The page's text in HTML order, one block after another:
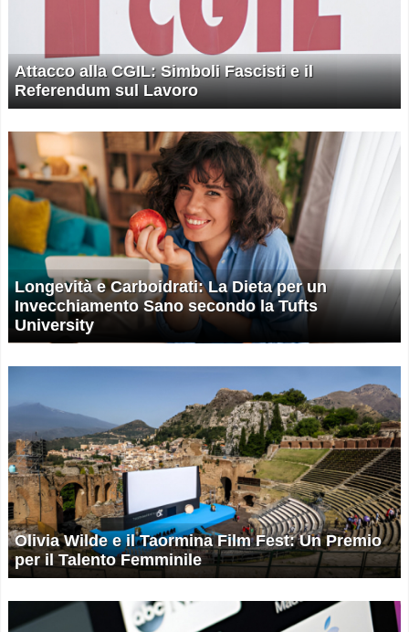
Attacco alla CGIL: Simboli Fascisti e il
Referendum sul Lavoro
Longevità e Carboidrati: La Dieta per un
Invecchiamento Sano secondo la Tufts
University
Olivia Wilde e il Taormina Film Fest: Un Premio
per il Talento Femminile